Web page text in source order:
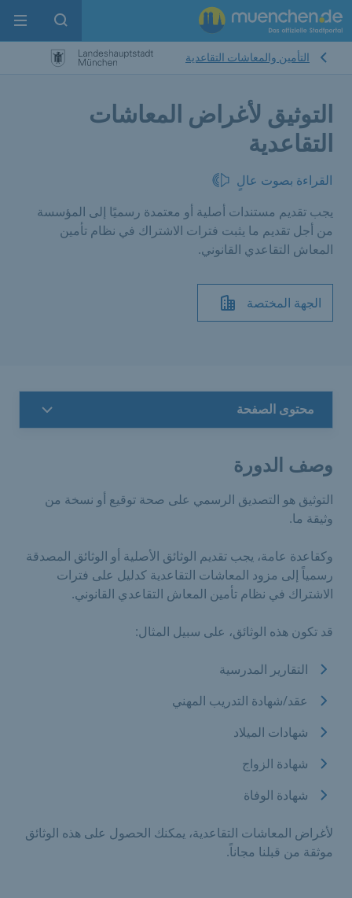
search
التأمين والمعاشات التقاعدية
التوثيق لأغراض المعاشات
التقاعدية
القراءة بصوت عالٍ
يجب تقديم مستندات أصلية أو معتمدة رسميًا إلى المؤسسة
من أجل تقديم ما يثبت فترات الاشتراك في نظام تأمين
المعاش التقاعدي القانوني.
الجهة المختصة
محتوى الصفحة
وصف الدورة
التوثيق هو التصديق الرسمي على صحة توقيع أو نسخة من
وثيقة ما.
وكقاعدة عامة، يجب تقديم الوثائق الأصلية أو الوثائق المصدقة
رسمياً إلى مزود المعاشات التقاعدية كدليل على فترات
الاشتراك في نظام تأمين المعاش التقاعدي القانوني.
قد تكون هذه الوثائق، على سبيل المثال:
التقارير المدرسية
عقد/شهادة التدريب المهني
شهادات الميلاد
شهادة الزواج
شهادة الوفاة
لأغراض المعاشات التقاعدية، يمكنك الحصول على هذه الوثائق
موثقة من قبلنا مجاناً.